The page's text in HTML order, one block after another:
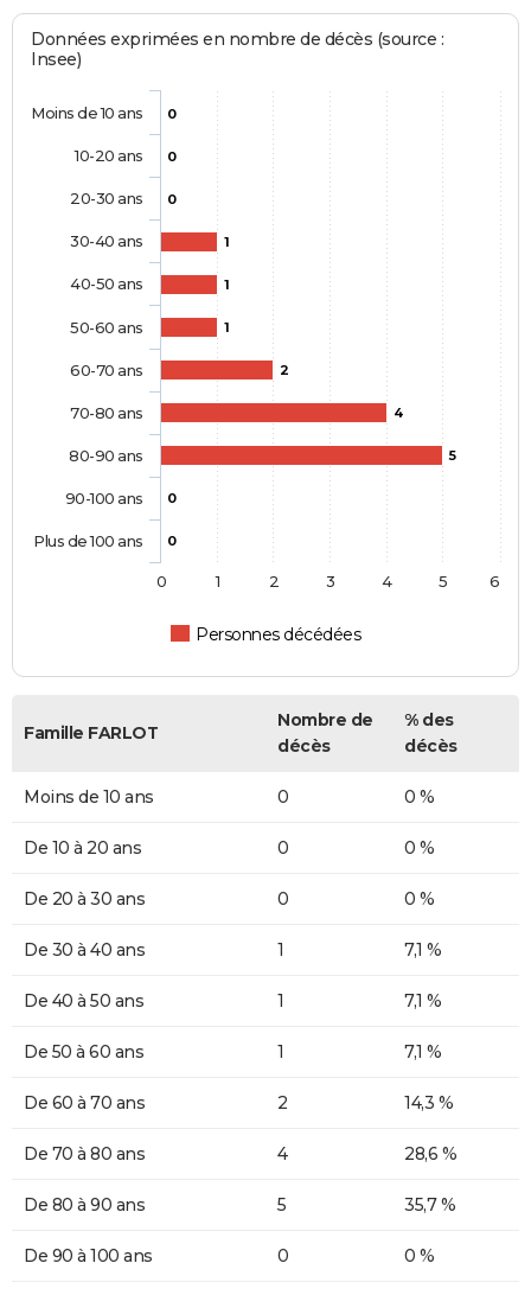
Données exprimées en nombre de décès (source :
Insee)
0
0
0
1
1
1
2
4
5
0
0
Personnes décédées
Moins de 10 ans
10-20 ans
20-30 ans
30-40 ans
40-50 ans
50-60 ans
60-70 ans
70-80 ans
80-90 ans
90-100 ans
Plus de 100 ans
0 1 2 3 4 5 6
Famille FARLOT
Nombre de
décès
% des
décès
Moins de 10 ans 0 0 %
De 10 à 20 ans 0 0 %
De 20 à 30 ans 0 0 %
De 30 à 40 ans 1 7,1 %
De 40 à 50 ans 1 7,1 %
De 50 à 60 ans 1 7,1 %
De 60 à 70 ans 2 14,3 %
De 70 à 80 ans 4 28,6 %
De 80 à 90 ans 5 35,7 %
De 90 à 100 ans 0 0 %